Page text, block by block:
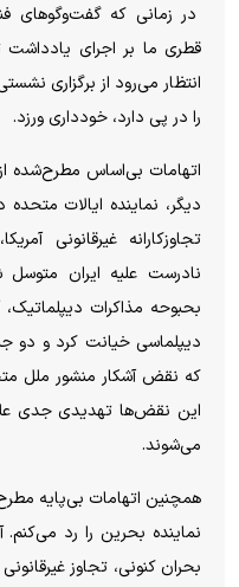
در زمانی که گفت‌وگوهای
قطری ما بر اجرای یادداشت
انتظار می‌رود از برگزاری
را در پی دارد، خودداری ورزد.
اتهامات بی‌اساس مطرح‌شده از
دیگر، نماینده ایالات
تجاوزکارانه غیرقانونی
نادرست علیه ایران
بحبوحه مذاکرات دیپلماتیک،
دیپلماسی خیانت کرد و دو
که نقض آشکار منشور ملل
این نقض‌ها تهدیدی جدی
می‌شوند.
همچنین اتهامات بی‌پایه
نماینده بحرین را رد
بحران کنونی، تجاوز غیرقانونی